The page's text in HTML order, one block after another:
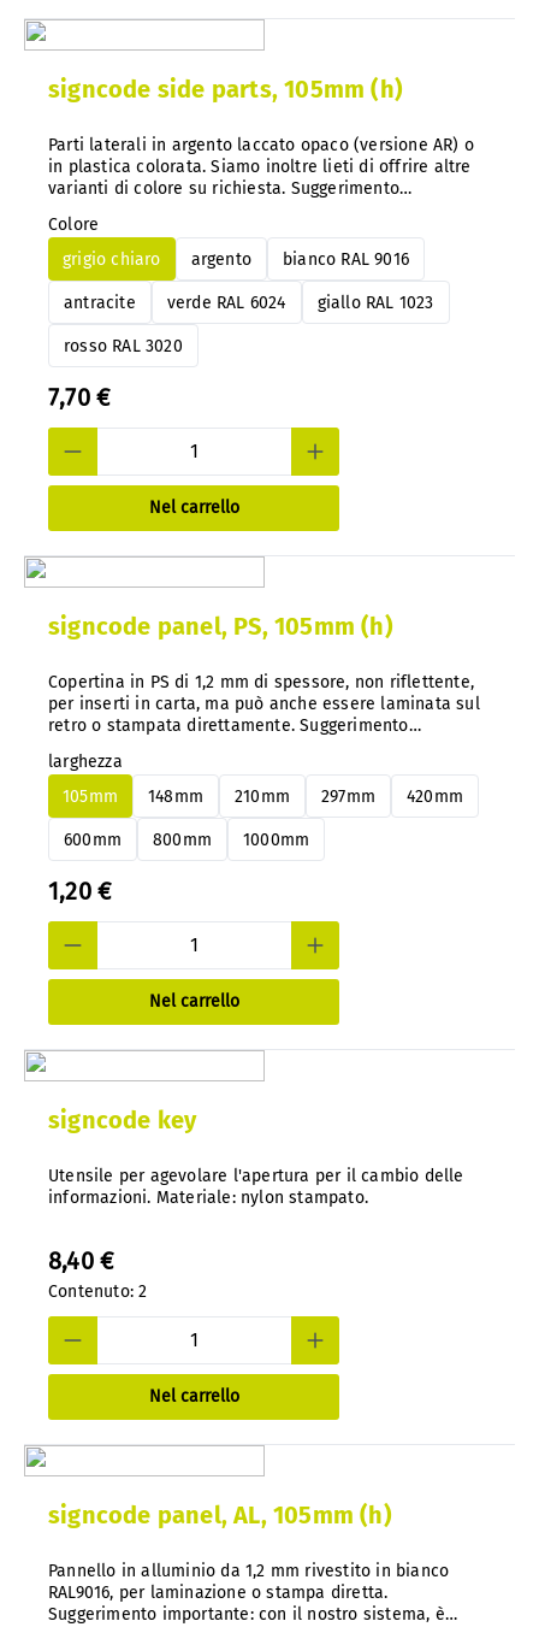
signcode side parts, 105mm (h)
Parti laterali in argento laccato opaco (versione AR) o
in plastica colorata. Siamo inoltre lieti di offrire altre
varianti di colore su richiesta. Suggerimento
modificare facilmente il codice colore in qualsiasi
momento e in un secondo momento, senza doverlo
smontare.
Colore
grigio chiaro
argento bianco RAL 9016
antracite verde RAL 6024 giallo RAL 1023
rosso RAL 3020
7,70 €
Nel carrello
signcode panel, PS, 105mm (h)
Copertina in PS di 1,2 mm di spessore, non riflettente,
per inserti in carta, ma può anche essere laminata sul
retro o stampata direttamente. Suggerimento
facilmente i pannelli in alluminio o PS in qualsiasi
momento e in un secondo momento, senza smontarli.
larghezza
105mm
148mm 210mm 297mm 420mm
600mm 800mm 1000mm
1,20 €
Nel carrello
signcode key
Utensile per agevolare l'apertura per il cambio delle
informazioni. Materiale: nylon stampato.
8,40 €
Contenuto:2
Nel carrello
signcode panel, AL, 105mm (h)
Pannello in alluminio da 1,2 mm rivestito in bianco
RAL9016, per laminazione o stampa diretta.
Suggerimento importante: con il nostro sistema, è